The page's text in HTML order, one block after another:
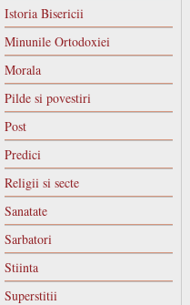
Istoria Bisericii
Minunile Ortodoxiei
Morala
Pilde si povestiri
Post
Predici
Religii si secte
Sanatate
Sarbatori
Stiinta
Superstitii